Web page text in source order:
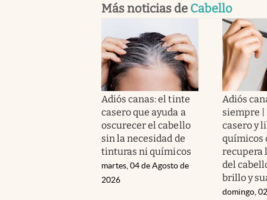
Más noticias de Cabello
Adiós canas: el tinte
casero que ayuda a
oscurecer el cabello
sin la necesidad de
tinturas ni químicos
martes, 04 de Agosto de
2026
Adiós
siempre
casero y
químicos
recupera
del
brillo y
domingo,